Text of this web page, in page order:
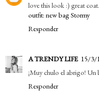
love this look :) great coat.
outfit: new bag Stormy
Responder
A TRENDY LIFE 15/3/
¡Muy chulo el abrigo! Un
Responder